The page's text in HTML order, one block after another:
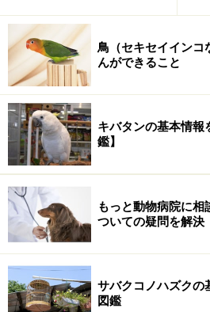
鳥（セキセイインコ
んができること
キバタンの基本情報
鑑】
もっと動物病院に相
ついての疑問を解決
サバクコノハズク
図鑑